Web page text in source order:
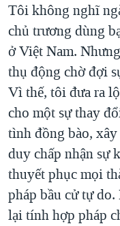
Tôi không nghĩ
chủ trương dùng
ở Việt Nam.
thụ động chờ đợi
Vì thế, tôi đưa ra
cho một sự thay
tình đồng bào,
duy chấp nhận sự
thuyết phục mọi
pháp bầu cử tự
lại tính hợp pháp